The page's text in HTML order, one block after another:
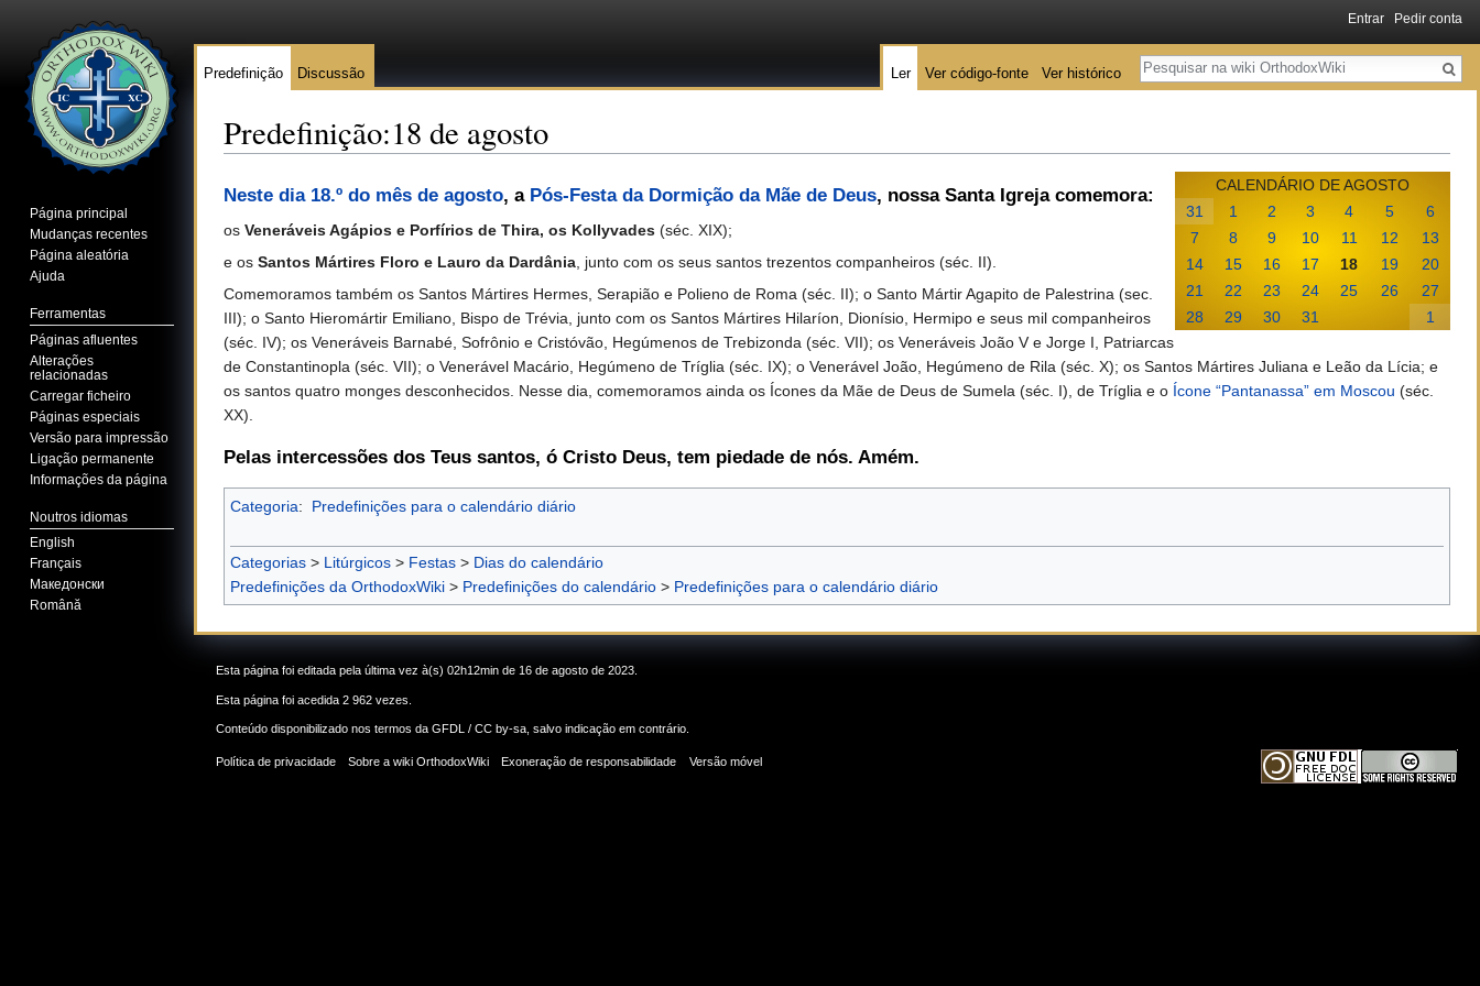
Predefinição:18 de agosto
CALENDÁRIO DE AGOSTO
31
1 2 3 4 5
6
7
8 9 10 11 12
13
14
15 16 17 18 19
20
21
22 23 24 25 26
27
28
29 30 31 1
Neste dia 18.º do mês de agosto, a Pós-Festa da Dormição da Mãe de Deus, nossa Santa Igreja comemora:
os Veneráveis Agápios e Porfírios de Thira, os Kollyvades (séc. XIX);
e os Santos Mártires Floro e Lauro da Dardânia , junto com os seus santos trezentos companheiros (séc. II).
Comemoramos também os Santos Mártires Hermes, Serapião e Polieno de Roma (séc. II); o Santo Mártir Agapito de Palestrina (sec.
III); o Santo Hieromártir Emiliano, Bispo de Trévia, junto com os Santos Mártires Hilaríon, Dionísio, Hermipo e seus mil companheiros
(séc. IV); os Veneráveis Barnabé, Sofrônio e Cristóvão, Hegúmenos de Trebizonda (séc. VII); os Veneráveis João V e Jorge I, Patriarcas
de Constantinopla (séc. VII); o Venerável Macário, Hegúmeno de Tríglia (séc. IX); o Venerável João, Hegúmeno de Rila (séc. X); os Santos Mártires Juliana e Leão da Lícia; e
os santos quatro monges desconhecidos. Nesse dia, comemoramos ainda os Ícones da Mãe de Deus de Sumela (séc. I), de Tríglia e o Ícone “Pantanassa” em Moscou (séc.
XX).
Pelas intercessões dos Teus santos, ó Cristo Deus, tem piedade de nós. Amém.
Categoria: Predefinições para o calendário diário
Categorias > Litúrgicos > Festas > Dias do calendário
Predefinições da OrthodoxWiki > Predefinições do calendário > Predefinições para o calendário diário
Entrar Pedir conta
Predefinição Discussão Ler Ver código-fonte Ver histórico
Pesquisa
Página principal
Mudanças recentes
Página aleatória
Ajuda
Ferramentas
Páginas afluentes
Alterações
relacionadas
Carregar ficheiro
Páginas especiais
Versão para impressão
Ligação permanente
Informações da página
Noutros idiomas
English
Français
Македонски
Română
Esta página foi editada pela última vez à(s) 02h12min de 16 de agosto de 2023.
Esta página foi acedida 2 962 vezes.
Conteúdo disponibilizado nos termos da GFDL / CC by-sa , salvo indicação em contrário.
Política de privacidade Sobre a wiki OrthodoxWiki Exoneração de responsabilidade Versão móvel